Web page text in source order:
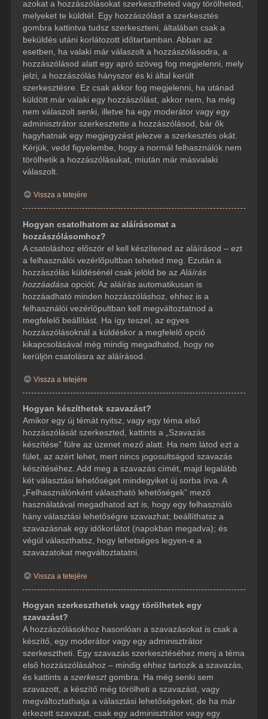
azokat a hozzászólásokat szerkesztheted vagy törölheted,
melyeket te küldtél. Egy hozzászólást a szerkesztés
gombra kattintva tudsz szerkeszteni, általában csak a
beküldés utáni korlátozott időtartamban. Abban az
esetben, ha valaki már válaszolt a hozzászólásodra, a
hozzászólásod alatt egy apró szöveg fog megjelenni, mely
jelzi, a hozzászólás hányszor és ki által került
szerkesztésre. Ez csak akkor fog megjelenni, ha utánad
küldött már valaki egy hozzászólást, akkor nem, ha még
nem válaszolt senki, illetve ha egy moderátor vagy egy
adminisztrátor szerkesztette a hozzászólásod, bár ők
hagyhatnak egy megjegyzést jelezve a szerkesztés okát.
Kérjük, vedd figyelembe, hogy a normál felhasználók nem
törölhetik a hozzászólásukat, miután már másvalaki
válaszolt.
Vissza a tetejére
Hogyan csatolhatom az aláírásomat a
hozzászólásomhoz?
A csatoláshoz először el kell készítened az aláírásod – ezt
a felhasználói vezérlőpultban teheted meg. Ezután a
hozzászólás küldésénél csak jelöld be az Aláírás
hozzáadása opciót. Az aláírás automatikusan is
hozzáadható minden hozzászóláshoz, ehhez is a
felhasználói vezérlőpultban kell megváltoztatnod a
megfelelő beállítást. Ha így teszel, az egyes
hozzászólásoknál a küldéskor a megfelelő opció
kikapcsolásával még mindig megadhatod, hogy ne
kerüljön csatolásra az aláírásod.
Vissza a tetejére
Hogyan készíthetek szavazást?
Amikor egy új témát nyitsz, vagy egy téma első
hozzászólását szerkeszted, kattints a „Szavazás
készítése” fülre az üzenet mező alatt. Ha nem látod ezt a
fület, az azért lehet, mert nincs jogosultságod szavazás
készítéséhez. Add meg a szavazás címét, majd legalább
két választási lehetőséget mindegyiket új sorba írva. A
„Felhasználónként válaszható lehetőségek” mező
használatával megadhatod azt is, hogy egy felhasználó
hány választási lehetőségre szavazhat; beállíthatsz a
szavazásnak egy időkorlátot (napokban megadva); és
végül választhatsz, hogy lehetséges legyen-e a
szavazatokat megváltoztatatni.
Vissza a tetejére
Hogyan szerkeszthetek vagy törölhetek egy
szavazást?
A hozzászólásokhoz hasonlóan a szavazásokat is csak a
készítő, egy moderátor vagy egy adminisztrátor
szerkesztheti. Egy szavazás szerkesztéséhez menj a téma
első hozzászólásához – mindig ehhez tartozik a szavazás,
és kattints a szerkesztgombra. Ha még senki sem
szavazott, a készítő még törölheti a szavazást, vagy
megváltoztathatja a választási lehetőségeket, de ha már
érkezett szavazat, csak egy adminisztrátor vagy egy